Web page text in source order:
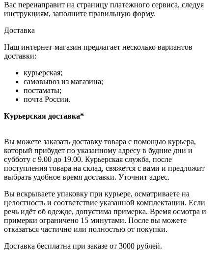
Вас перенаправит на страницу платежного сервиса, следуя
инструкциям, заполните правильную форму.
Доставка
Наш интернет-магазин предлагает несколько вариантов
доставки:
курьерская;
самовывоз из магазина;
постаматы;
почта России.
Курьерская доставка*
Вы можете заказать доставку товара с помощью курьера,
который прибудет по указанному адресу в будние дни и
субботу с 9.00 до 19.00. Курьерская служба, после
поступления товара на склад, свяжется с вами и предложит
выбрать удобное время доставки. Уточнит адрес.
Вы вскрываете упаковку при курьере, осматриваете на
целостность и соответствие указанной комплектации. Если
речь идёт об одежде, допустима примерка. Время осмотра и
примерки ограничено 15 минутами. После вы можете
отказаться частично или полностью от покупки.
Доставка бесплатна при заказе от 3000 рублей.